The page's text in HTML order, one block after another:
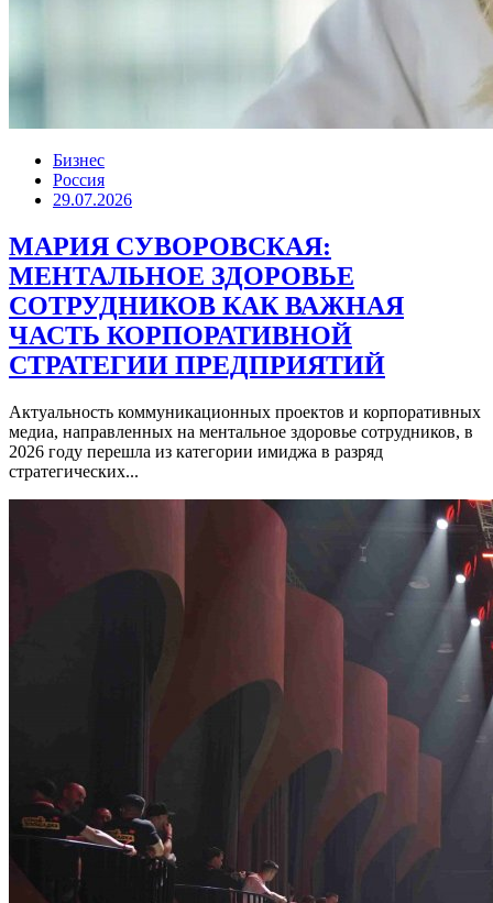
Бизнес
Россия
29.07.2026
МАРИЯ СУВОРОВСКАЯ:
МЕНТАЛЬНОЕ ЗДОРОВЬЕ
СОТРУДНИКОВ КАК ВАЖНАЯ
ЧАСТЬ КОРПОРАТИВНОЙ
СТРАТЕГИИ ПРЕДПРИЯТИЙ
Актуальность коммуникационных проектов и корпоративных
медиа, направленных на ментальное здоровье сотрудников, в
2026 году перешла из категории имиджа в разряд
стратегических...